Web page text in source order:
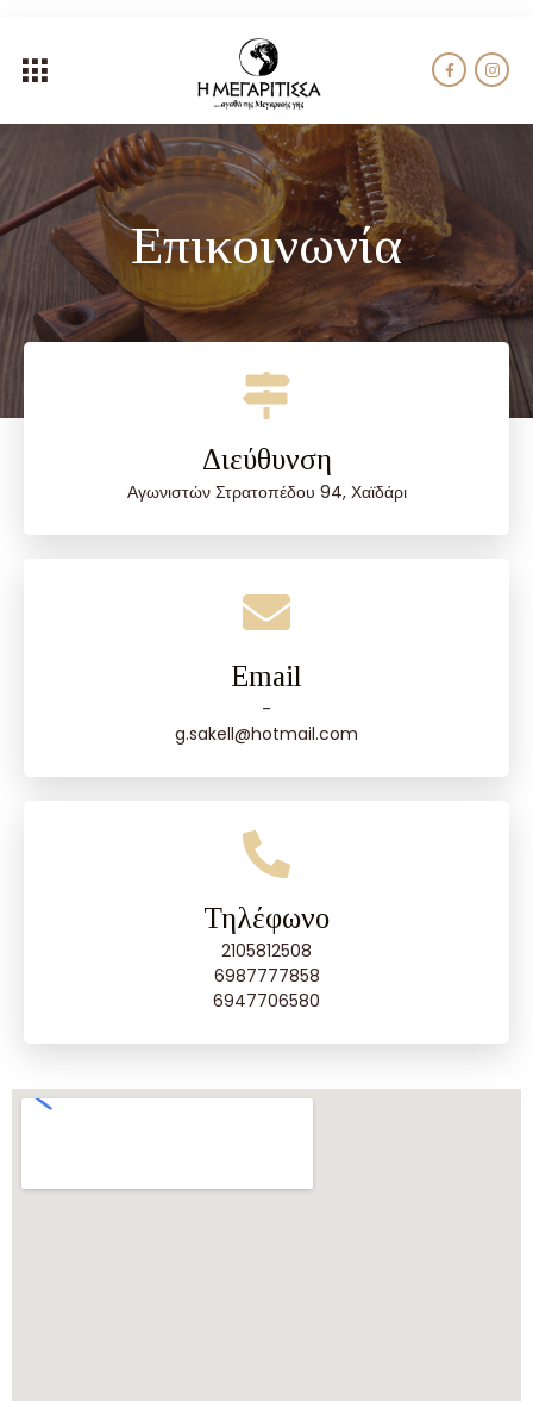
Επικοινωνία
Διεύθυνση
Αγωνιστών Στρατοπέδου 94, Χαϊδάρι
Email
-
g.sakell@hotmail.com
Τηλέφωνο
2105812508
6987777858
6947706580